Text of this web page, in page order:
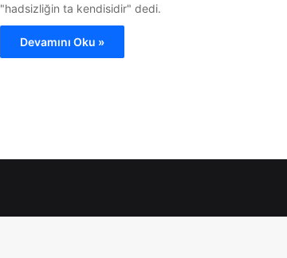
"hadsizliğin ta kendisidir" dedi.
Devamını Oku »